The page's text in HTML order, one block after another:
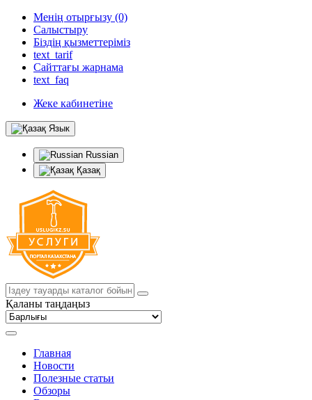
Менің отырғызу (0)
Салыстыру
Біздің қызметтеріміз
text_tarif
Сайттағы жарнама
text_faq
Жеке кабинетіне
Язык
Russian
Қазақ
Қаланы таңдаңыз
Главная
Новости
Полезные статьи
Обзоры